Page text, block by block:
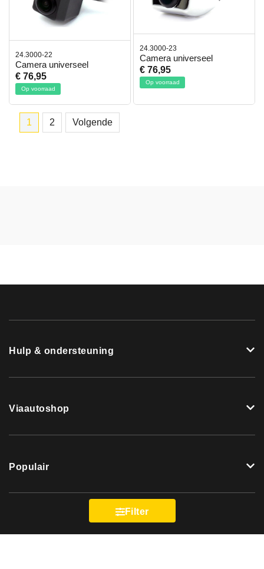
24.3000-22
Camera universeel
€ 76,95
Op voorraad
24.3000-23
Camera universeel
€ 76,95
Op voorraad
1 2 Volgende
Filter
Hulp & ondersteuning
Viaautoshop
Populair